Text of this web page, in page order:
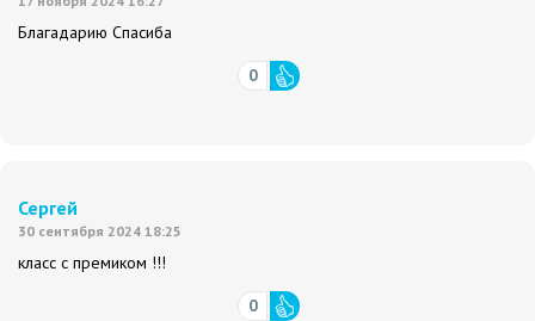
Благадарию Спасиба
0
Сергей
30 сентября 2024 18:25
класс с премиком !!!
0